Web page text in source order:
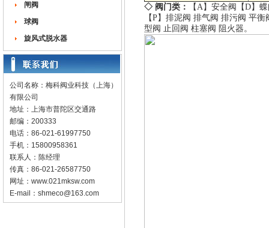
闸阀
球阀
旋风式脱水器
公司名称：梅科阀业科技（上海）
有限公司
地址：上海市普陀区交通路
邮编：200333
电话：86-021-61997750
手机：15800958361
联系人：陈经理
传真：86-021-26587750
网址： www.021mksw.com
E-mail： shmeco@163.com
◇ 阀门类： 【A】 安全阀 【D】
【P】 排泥阀 排气阀 排污阀 平衡
型阀 止回阀 柱塞阀 阻火器。